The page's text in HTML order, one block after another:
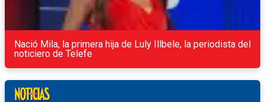
Nació Mila, la primera hija de Luly Illbele, la periodista del
noticiero de Telefe